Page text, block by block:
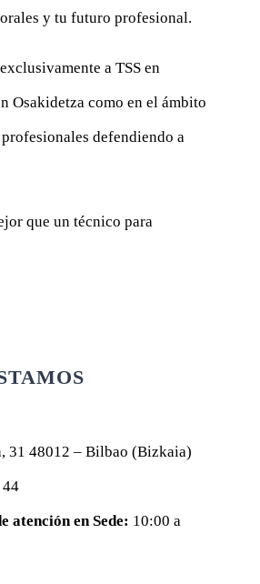
y tu futuro profesional.
a TSS en
Osakidetza como en el ámbito
defendiendo a
que un técnico para
31 48012 – Bilbao (Bizkaia)
44
atención en Sede: 10:00 a